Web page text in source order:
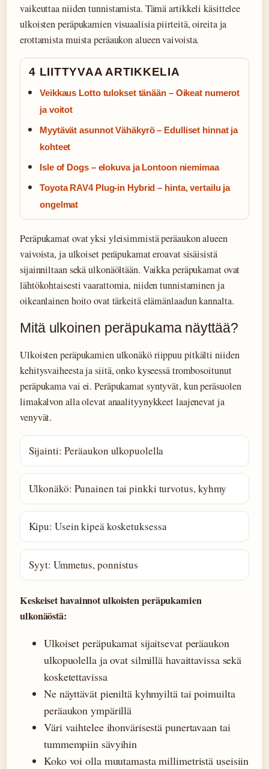
vaikeuttaa niiden tunnistamista. Tämä artikkeli käsittelee
ulkoisten peräpukamien visuaalisia piirteitä, oireita ja
erottamista muista peräaukon alueen vaivoista.
4 LIITTYVAA ARTIKKELIA
Veikkaus Lotto tulokset tänään – Oikeat numerot
ja voitot
Myytävät asunnot Vähäkyrö – Edulliset hinnat ja
kohteet
Isle of Dogs – elokuva ja Lontoon niemimaa
Toyota RAV4 Plug-in Hybrid – hinta, vertailu ja
ongelmat
Peräpukamat ovat yksi yleisimmistä peräaukon alueen
vaivoista, ja ulkoiset peräpukamat eroavat sisäisistä
sijainniltaan sekä ulkonäöltään. Vaikka peräpukamat ovat
lähtökohtaisesti vaarattomia, niiden tunnistaminen ja
oikeanlainen hoito ovat tärkeitä elämänlaadun kannalta.
Mitä ulkoinen peräpukama näyttää?
Ulkoisten peräpukamien ulkonäkö riippuu pitkälti niiden
kehitysvaiheesta ja siitä, onko kyseessä trombosoitunut
peräpukama vai ei. Peräpukamat syntyvät, kun peräsuolen
limakalvon alla olevat anaalityynykkeet laajenevat ja
venyvät.
Sijainti: Peräaukon ulkopuolella
Ulkonäkö: Punainen tai pinkki turvotus, kyhmy
Kipu: Usein kipeä kosketuksessa
Syyt: Ummetus, ponnistus
Keskeiset havainnot ulkoisten peräpukamien
ulkonäöstä:
Ulkoiset peräpukamat sijaitsevat peräaukon
ulkopuolella ja ovat silmillä havaittavissa sekä
kosketettavissa
Ne näyttävät pieniltä kyhmyiltä tai poimuilta
peräaukon ympärillä
Väri vaihtelee ihonvärisestä punertavaan tai
tummempiin sävyihin
Koko voi olla muutamasta millimetristä useisiin